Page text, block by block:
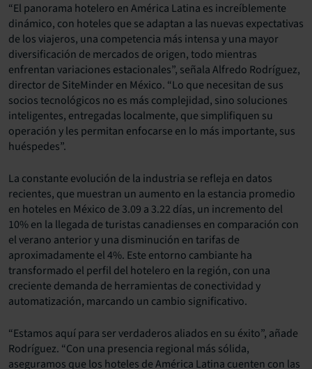
“El panorama hotelero en América Latina es increíblemente
dinámico, con hoteles que se adaptan a las nuevas expectativas
de los viajeros, una competencia más intensa y una mayor
diversificación de mercados de origen, todo mientras
enfrentan variaciones estacionales”, señala Alfredo Rodríguez,
director de SiteMinder en México. “Lo que necesitan de sus
socios tecnológicos no es más complejidad, sino soluciones
inteligentes, entregadas localmente, que simplifiquen su
operación y les permitan enfocarse en lo más importante, sus
huéspedes”.
La constante evolución de la industria se refleja en datos
recientes, que muestran un aumento en la estancia promedio
en hoteles en México de 3.09 a 3.22 días, un incremento del
10% en la llegada de turistas canadienses en comparación con
el verano anterior y una disminución en tarifas de
aproximadamente el 4%. Este entorno cambiante ha
transformado el perfil del hotelero en la región, con una
creciente demanda de herramientas de conectividad y
automatización, marcando un cambio significativo.
“Estamos aquí para ser verdaderos aliados en su éxito”, añade
Rodríguez. “Con una presencia regional más sólida,
aseguramos que los hoteles de América Latina cuenten con las